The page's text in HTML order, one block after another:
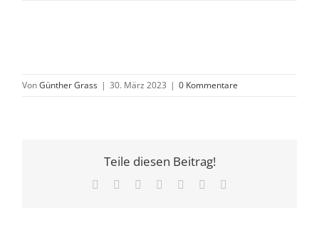
VonGünther Grass | 30. März 2023 | 0 Kommentare
Teile diesen Beitrag!
Facebook LinkedInWhatsApp
TumblrPinterest